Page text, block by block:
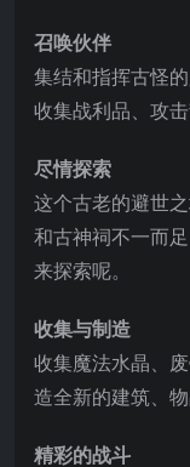
召唤伙伴
集结和指挥古怪
收集战利品、攻
尽情探索
这个古老的避世
和古神祠不一而
来探索呢。
收集与制造
收集魔法水晶、
造全新的建筑、
精彩的战斗